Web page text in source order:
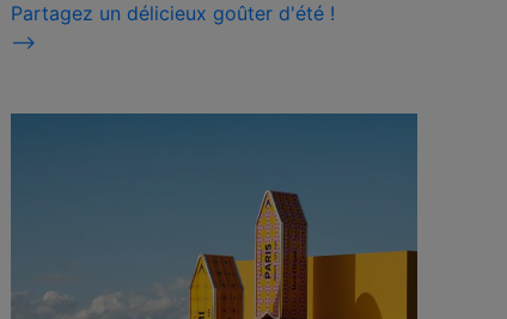
Partagez un délicieux goûter d'été !
⟶